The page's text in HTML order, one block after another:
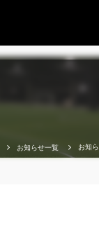
お知らせ一覧 お知